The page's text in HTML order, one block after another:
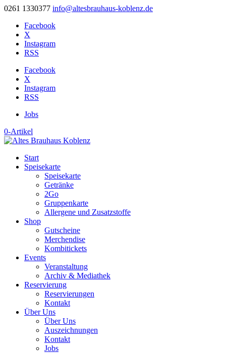
0261 1330377 info@altesbrauhaus-koblenz.de
Facebook
X
Instagram
RSS
Facebook
X
Instagram
RSS
Jobs
0-Artikel
Start
Speisekarte
Speisekarte
Getränke
2Go
Gruppenkarte
Allergene und Zusatzstoffe
Shop
Gutscheine
Merchendise
Kombitickets
Events
Veranstaltung
Archiv & Mediathek
Reservierung
Reservierungen
Kontakt
Über Uns
Über Uns
Auszeichnungen
Kontakt
Jobs